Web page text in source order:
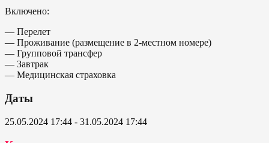
Включено:
— Перелет
— Проживание (размещение в 2-местном номере)
— Групповой трансфер
— Завтрак
— Медицинская страховка
Даты
25.05.2024 17:44 - 31.05.2024 17:44